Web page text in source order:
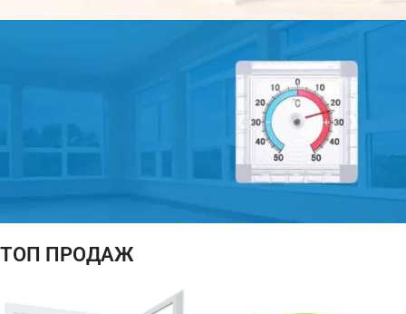
На все товары!
ПОДАРОК!
При покупке
ТОП ПРОДАЖ